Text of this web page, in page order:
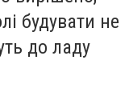
будувати не
до ладу